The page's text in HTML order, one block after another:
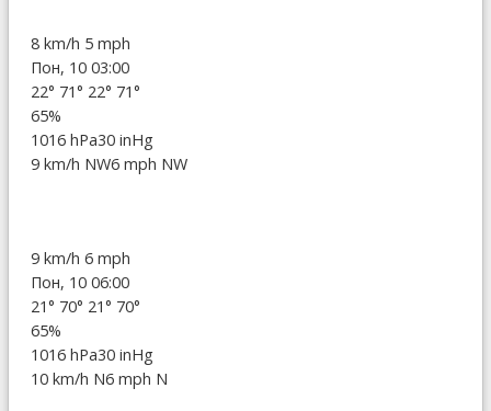
8 km/h 5 mph
Пон, 10 03:00
22° 71° 22° 71°
65%
1016 hPa30 inHg
9 km/h NW6 mph NW
9 km/h 6 mph
Пон, 10 06:00
21° 70° 21° 70°
65%
1016 hPa30 inHg
10 km/h N6 mph N